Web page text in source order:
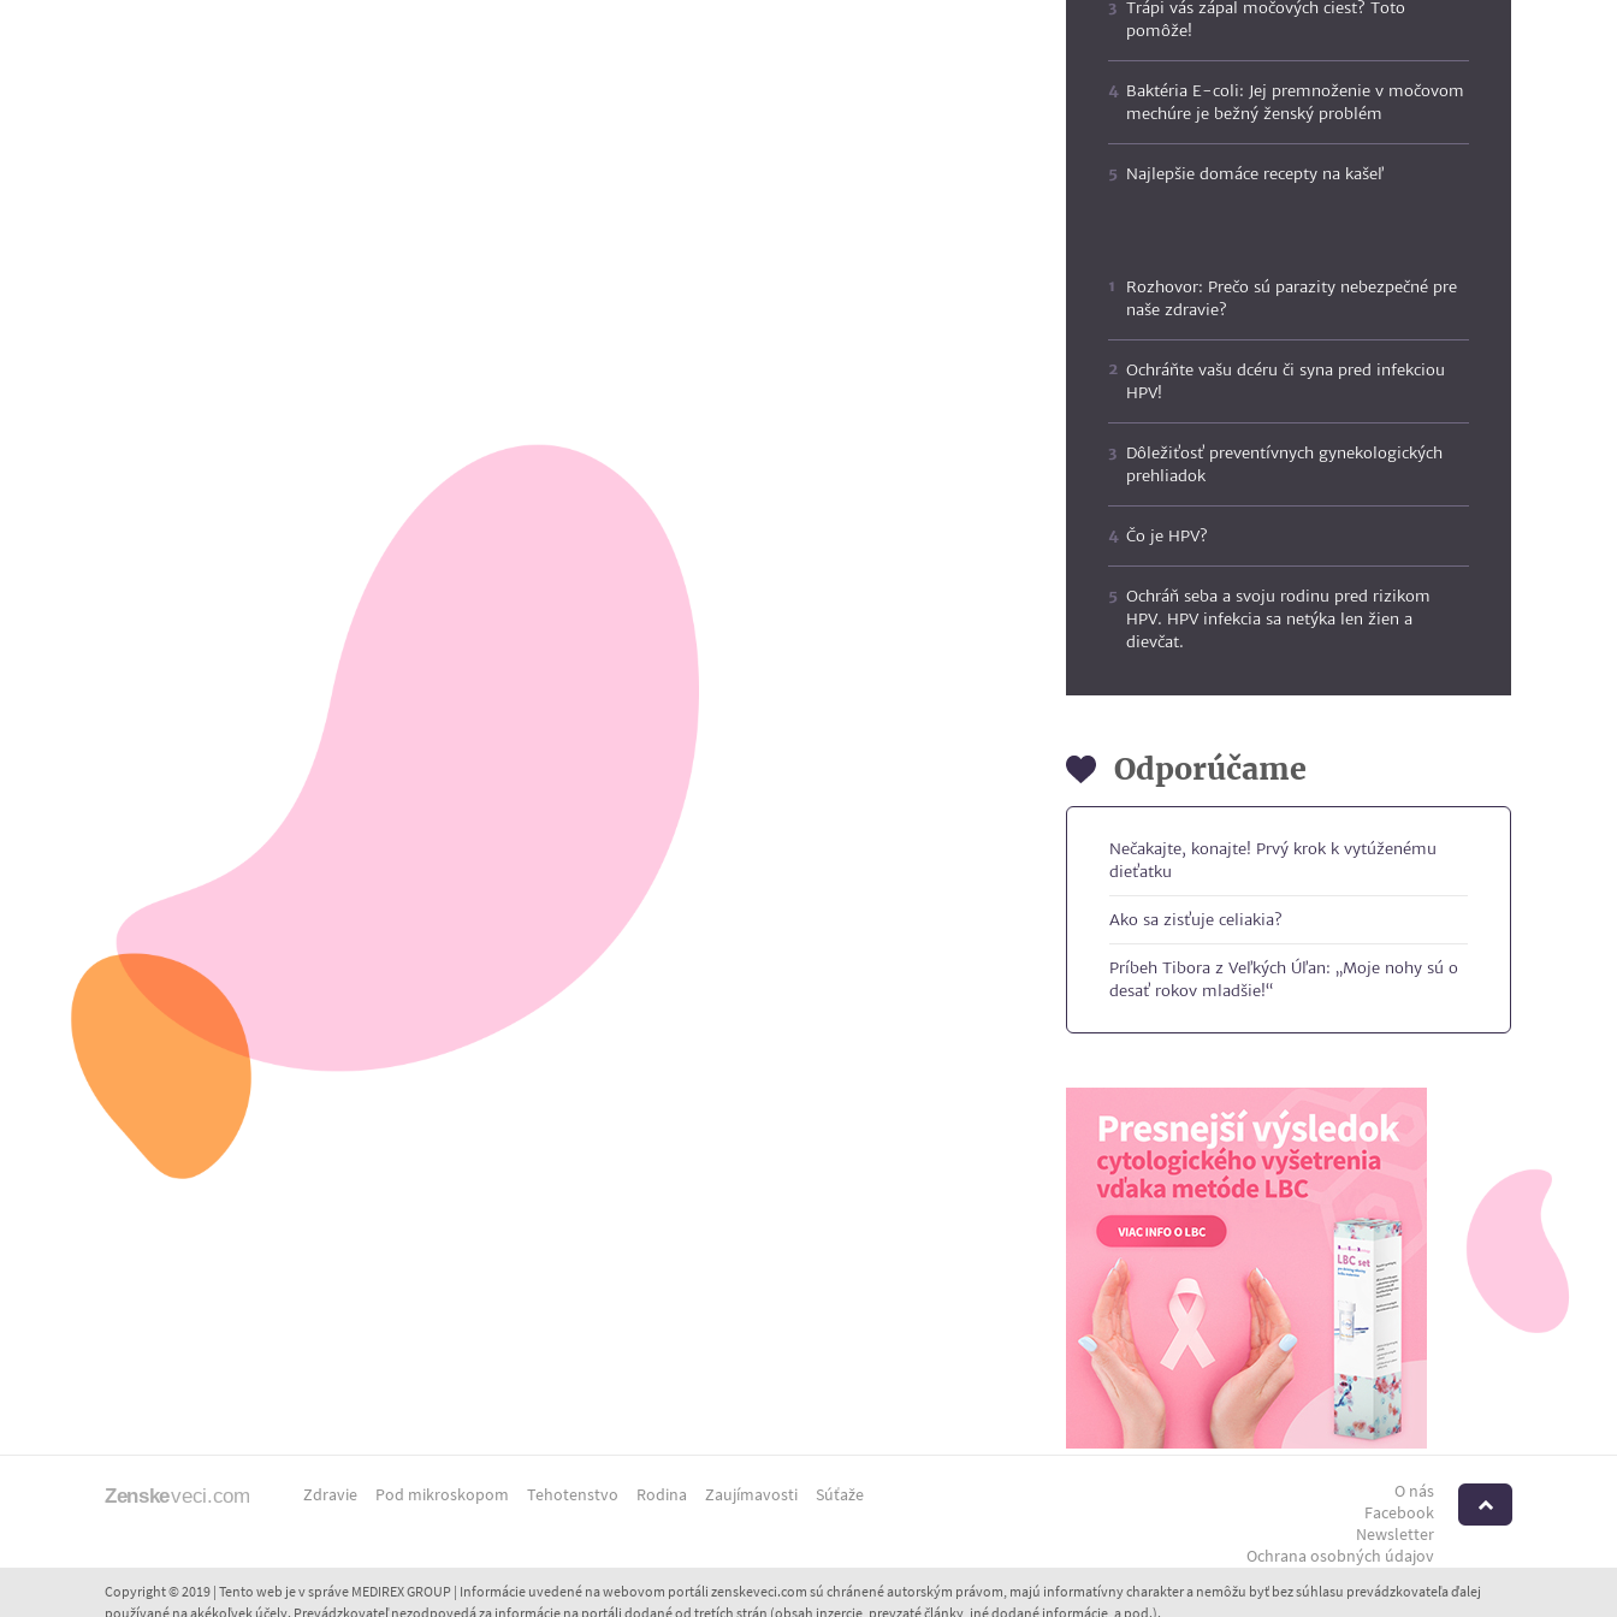
Trápi vás zápal močových ciest? Toto
pomôže!
Baktéria E-coli: Jej premnoženie v močovom
mechúre je bežný ženský problém
Najlepšie domáce recepty na kašeľ
Rozhovor: Prečo sú parazity nebezpečné pre
naše zdravie?
Ochráňte vašu dcéru či syna pred infekciou
HPV!
Dôležiťosť preventívnych gynekologických
prehliadok
Čo je HPV?
Ochráň seba a svoju rodinu pred rizikom
HPV. HPV infekcia sa netýka len žien a
dievčat.
Odporúčame
Nečakajte, konajte! Prvý krok k vytúženému
dieťatku
Ako sa zisťuje celiakia?
Príbeh Tibora z Veľkých Úľan: „Moje nohy sú o
desať rokov mladšie!“
Zdravie Pod mikroskopom Tehotenstvo Rodina Zaujímavosti Súťaže
O nás
Facebook
Newsletter
Ochrana osobných údajov
Copyright © 2019 | Tento web je v správe MEDIREX GROUP | Informácie uvedené na webovom portáli zenskeveci.com sú chránené autorským právom, majú informatívny charakter a nemôžu byť bez súhlasu prevádzkovateľa ďalej
používané na akékoľvek účely. Prevádzkovateľ nezodpovedá za informácie na portáli dodané od tretích strán (obsah inzercie, prevzaté články, iné dodané informácie, a pod.).